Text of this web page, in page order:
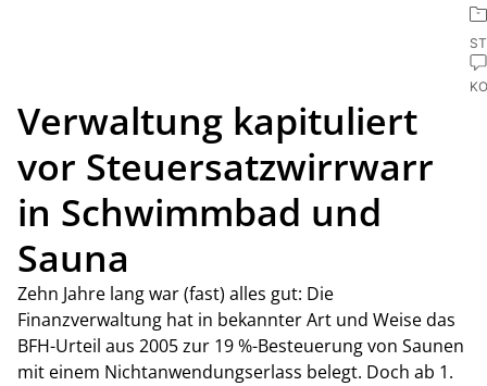
Verwaltung kapituliert
vor Steuersatzwirrwarr
in Schwimmbad und
Sauna
Zehn Jahre lang war (fast) alles gut: Die
Finanzverwaltung hat in bekannter Art und Weise das
BFH-Urteil aus 2005 zur 19 %-Besteuerung von Saunen
mit einem Nichtanwendungserlass belegt. Doch ab 1.